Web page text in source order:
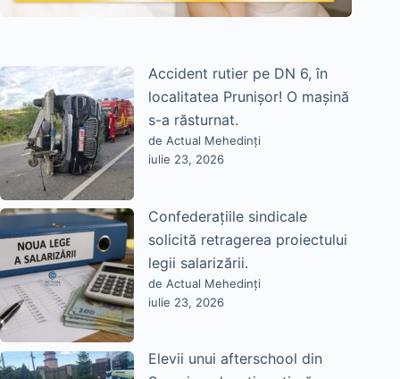
Accident rutier pe DN 6, în
localitatea Prunișor! O mașină
s-a răsturnat.
de Actual Mehedinți
iulie 23, 2026
Confederațiile sindicale
solicită retragerea proiectului
legii salarizării.
de Actual Mehedinți
iulie 23, 2026
Elevii unui afterschool din